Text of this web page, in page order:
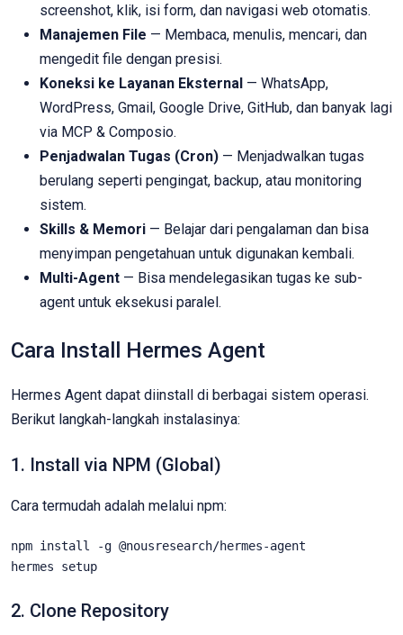
screenshot, klik, isi form, dan navigasi web otomatis.
Manajemen File — Membaca, menulis, mencari, dan
mengedit file dengan presisi.
Koneksi ke Layanan Eksternal — WhatsApp,
WordPress, Gmail, Google Drive, GitHub, dan banyak lagi
via MCP & Composio.
Penjadwalan Tugas (Cron) — Menjadwalkan tugas
berulang seperti pengingat, backup, atau monitoring
sistem.
Skills & Memori — Belajar dari pengalaman dan bisa
menyimpan pengetahuan untuk digunakan kembali.
Multi-Agent — Bisa mendelegasikan tugas ke sub-
agent untuk eksekusi paralel.
Cara Install Hermes Agent
Hermes Agent dapat diinstall di berbagai sistem operasi.
Berikut langkah-langkah instalasinya:
1. Install via NPM (Global)
Cara termudah adalah melalui npm:
npm install -g @nousresearch/hermes-agent
hermes setup
2. Clone Repository